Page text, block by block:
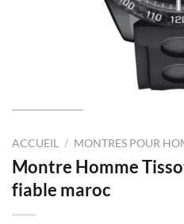
ACCUEIL / MONTRES POUR
Montre Homme
fiable maroc